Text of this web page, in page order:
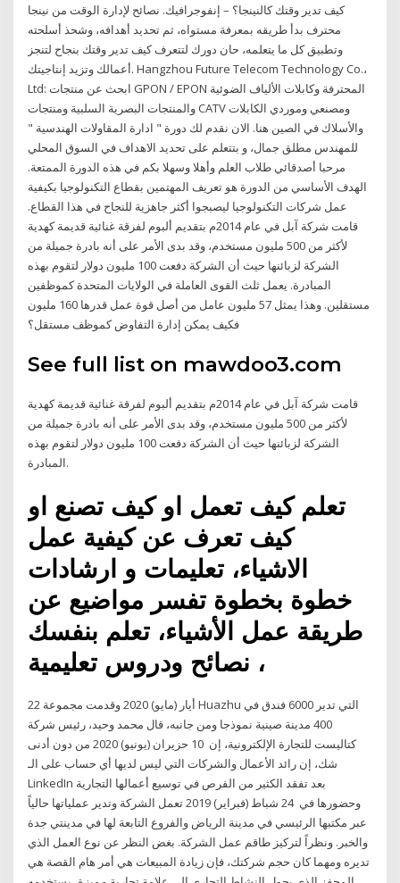
كيف تدير وقتك كالنينجا؟ – إنفوجرافيك. نصائح لإدارة الوقت من نينجا
محترف بدأ طريقه بمعرفة مستواه، ثم تحديد أهدافه، وشحذ أسلحته
وتطبيق كل ما يتعلمه، حان دورك لتتعرف كيف تدير وقتك بنجاح لتنجز
أعمالك وتزيد إنتاجيتك. Hangzhou Future Telecom Technology Co.،
Ltd: ابحث عن منتجات GPON / EPON المحترفة وكابلات الألياف الضوئية
والمنتجات البصرية السلبية ومنتجات CATV ومصنعي وموردي الكابلات
والأسلاك في الصين هنا. الان نقدم لك دورة " ادارة المقاولات الهندسية "
للمهندس مطلق جمال، و بتتعلم على تحديد الاهداف في السوق المحلي
مرحبا أصدقائي طلاب العلم وأهلا وسهلا بكم في هذه الدورة الممتعة.
الهدف الأساسي من الدورة هو تعريف المهتمين بقطاع التكنولوجيا بكيفية
عمل شركات التكنولوجيا ليصبجوا أكثر جاهزية للنجاح في هذا القطاع.
قامت شركة آبل في عام 2014م بتقديم ألبوم لفرقة غنائية قديمة كهدية
لأكثر من 500 مليون مستخدم، وقد بدى الأمر على أنه بادرة جميلة من
الشركة لزبائنها حيث أن الشركة دفعت 100 مليون دولار لتقوم بهذه
المبادرة. يعمل ثلث القوى العاملة في الولايات المتحدة كموظفين
مستقلين. وهذا يمثل 57 مليون عامل من أصل قوة عمل قدرها 160 مليون
فكيف يمكن إدارة التفاوض كموظف مستقل؟
See full list on mawdoo3.com
قامت شركة آبل في عام 2014م بتقديم ألبوم لفرقة غنائية قديمة كهدية
لأكثر من 500 مليون مستخدم، وقد بدى الأمر على أنه بادرة جميلة من
الشركة لزبائنها حيث أن الشركة دفعت 100 مليون دولار لتقوم بهذه
المبادرة.
تعلم كيف تعمل او كيف تصنع او
كيف تعرف عن كيفية عمل
الاشياء، تعليمات و ارشادات
خطوة بخطوة تفسر مواضيع عن
طريقة عمل الأشياء، تعلم بنفسك
، نصائح ودروس تعليمية
22 أيار (مايو) 2020 وقدمت مجموعة Huazhu التي تدير 6000 فندق في
400 مدينة صينية نموذجا ومن جانبه، قال محمد وحيد، رئيس شركة
كتاليست للتجارة الإلكترونية، إن 10 حزيران (يونيو) 2020 من دون أدنى
شك، إن رائد الأعمال والشركات التي ليس لديها أي حساب على الـ
LinkedIn بعد تفقد الكثير من الفرص في توسيع أعمالها التجارية
وحضورها في 24 شباط (فبراير) 2019 تعمل الشركة وتدير عملياتها حالياً
عبر مكتبها الرئيسي في مدينة الرياض والفروع التابعة لها في مدينتي جدة
والخبر. ونظراً لتركيز طاقم عمل الشركة. بغض النظر عن نوع العمل الذي
تديره ومهما كان حجم شركتك، فإن زيادة المبيعات هي أمر هام القصة هي